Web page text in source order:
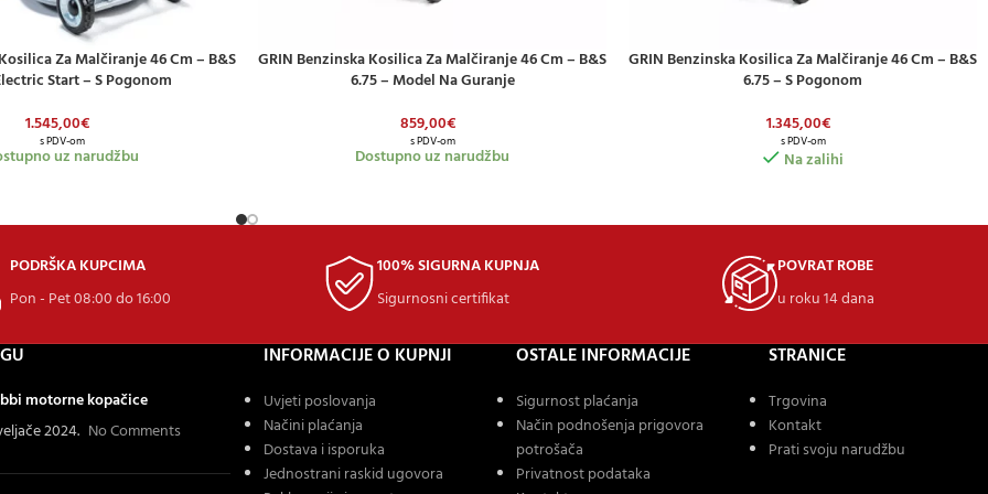
Za Malčiranje 46 Cm – B&S
Start – S Pogonom
1.545,00€
s PDV-om
uz narudžbu
DODAJ U KOŠARICU
GRIN Benzinska Kosilica Za Malčiranje 46 Cm – B&S
6.75 – Model Na Guranje
859,00€
s PDV-om
Dostupno uz narudžbu
DODAJ U KOŠARICU
GRIN Benzinska Kosilica Za Malčiranje 46 Cm – B&S
6.75 – S Pogonom
1.345,00€
s PDV-om
Na zalihi
PODRŠKA KUPCIMA
Pon - Pet 08:00 do 16:00
100% SIGURNA KUPNJA
Sigurnosni certifikat
POVRAT ROBE
u roku 14 dana
motorne kopačice
2024. No Comments
INFORMACIJE O KUPNJI
Uvjeti poslovanja
Načini plaćanja
Dostava i isporuka
Jednostrani raskid ugovora
OSTALE INFORMACIJE
Sigurnost plaćanja
Način podnošenja prigovora
potrošača
Privatnost podataka
STRANICE
Trgovina
Kontakt
Prati svoju narudžbu